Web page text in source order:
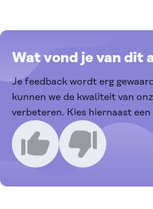
Wat vond je van dit
Je feedback wordt erg
kunnen we de kwaliteit van
verbeteren. Kies hiernaast een
Ik vind dit een goed artikel
Ik vind dit een